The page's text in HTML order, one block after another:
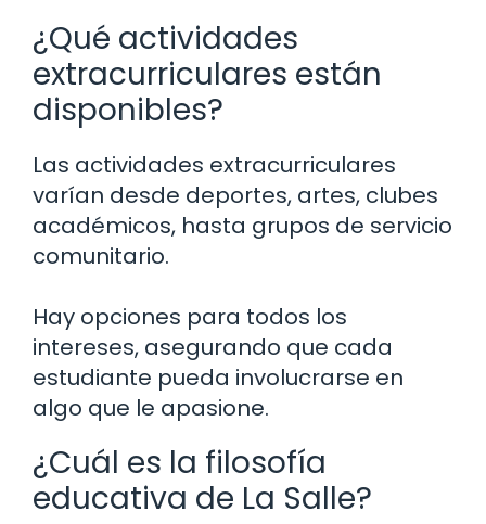
¿Qué actividades
extracurriculares están
disponibles?
Las actividades extracurriculares
varían desde deportes, artes, clubes
académicos, hasta grupos de servicio
comunitario.
Hay opciones para todos los
intereses, asegurando que cada
estudiante pueda involucrarse en
algo que le apasione.
¿Cuál es la filosofía
educativa de La Salle?